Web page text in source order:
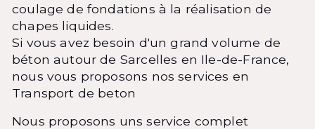
coulage de fondations à la réalisation de
chapes liquides.
Si vous avez besoin d'un grand volume de
béton autour de Sarcelles en Ile-de-France,
nous vous proposons nos services en
Transport de beton
Nous proposons uns service complet